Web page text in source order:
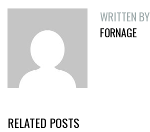
WRITTEN BY
FORNAGE
RELATED POSTS